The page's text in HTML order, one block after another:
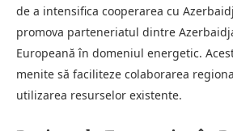
de a intensifica cooperarea cu
promova parteneriatul dintre
Europeană în domeniul energetic.
menite să faciliteze colaborarea
utilizarea resurselor existente.